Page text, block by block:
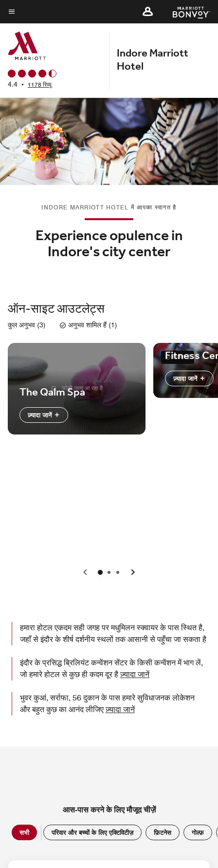
Skip
to
main
content
मेन्यू टेक्स्ट
4.4 • 1178 रिव्यू
Indore Marriott
Hotel
INDORE MARRIOTT HOTEL में आपका स्वागत है
Experience opulence in
Indore's city center
ऑन-साइट आउटलेट्स
कुल अनुभव (3) अनुभव शामिल हैं (1)
फोटो जल्द आ रहा है
The Qalm Spa
ज़्यादा जानें
शामिल हैं
Fitness
ज़्यादा जानें
पिछला अगला
हमारा होटल एकदम सही जगह पर मधुमिलन स्क्वायर के पास स्थित है,
जहाँ से इंदौर के शीर्ष दर्शनीय स्थलों तक आसानी से पहुँचा जा सकता है
इंदौर के प्रसिद्ध ब्रिलियंट कन्वेंशन सेंटर के किसी कन्वेंशन में भाग लें,
जो हमारे होटल से कुछ ही कदम दूर हैज़्यादा जानें
भुवर कुआं, सर्राफा, 56 दुकान के पास हमारे सुविधाजनक लोकेशन
और बहुत कुछ का आनंद लीजिएज़्यादा जानें
आस-पास करने के लिए मौजूद चीज़ें
सभी परिवार और बच्चों के लिए एक्टिविटीज़ फ़िटनेस गोल्फ़